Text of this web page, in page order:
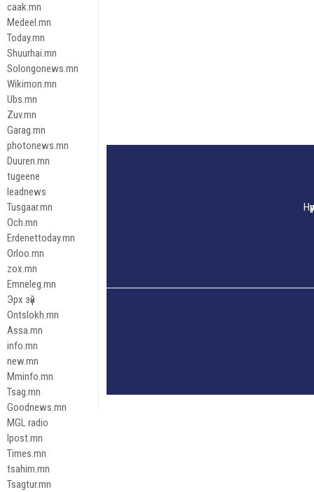
caak.mn
Medeel.mn
Today.mn
Shuurhai.mn
Solongonews.mn
Wikimon.mn
Ubs.mn
Zuv.mn
Garag.mn
photonews.mn
Duuren.mn
tugeene
leadnews
Tusgaar.mn
Och.mn
Erdenettoday.mn
Orloo.mn
zox.mn
Emneleg.mn
Эрх зүй
Ontslokh.mn
Assa.mn
info.mn
new.mn
Mminfo.mn
Tsag.mn
Goodnews.mn
MGL radio
Ipost.mn
Times.mn
tsahim.mn
Tsagtur.mn